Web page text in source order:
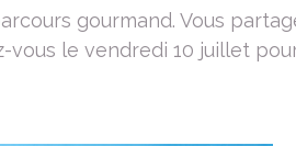
gourmand. Vous
le vendredi 10 juillet